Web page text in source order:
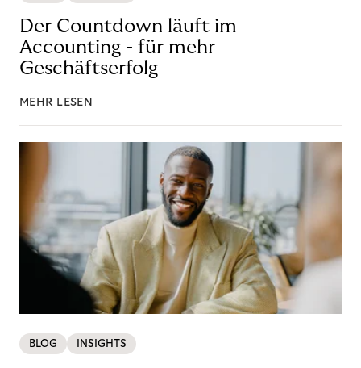
Der Countdown läuft im
Accounting - für mehr
Geschäftserfolg
MEHR LESEN
BLOG INSIGHTS